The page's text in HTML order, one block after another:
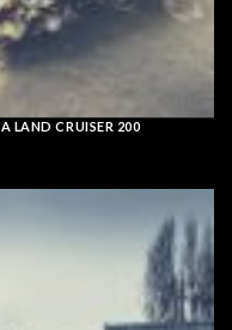
CRUISER 200